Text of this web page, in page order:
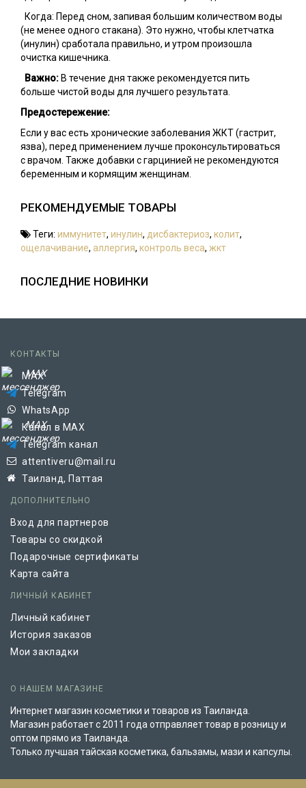
Когда: Перед сном, запивая большим количеством воды
(не менее одного стакана). Это нужно, чтобы клетчатка
(инулин) сработала правильно, и утром произошла
очистка кишечника.
Важно: В течение дня также рекомендуется пить
больше чистой воды для лучшего результата.
Предостережение:
Если у вас есть хронические заболевания ЖКТ (гастрит,
язва), перед применением лучше проконсультироваться
с врачом. Также добавки с гарцинией не рекомендуются
беременным и кормящим женщинам.
РЕКОМЕНДУЕМЫЕ ТОВАРЫ
Теги: иммунитет, инулин, дисбактериоз, колит,
ощелачивание, аллергия, контроль веса, жкт
ПОСЛЕДНИЕ НОВИНКИ
КОНТАКТЫ
MAX
Telegram
WhatsApp
Канал в MAX
Telegram канал
attentiveru@mail.ru
Таиланд, Паттая
ДОПОЛНИТЕЛЬНО
Вход для партнеров
Товары со скидкой
Подарочные сертификаты
Карта сайта
ЛИЧНЫЙ КАБИНЕТ
Личный кабинет
История заказов
Мои закладки
О НАШЕМ МАГАЗИНЕ
Интернет магазин косметики и товаров из Таиланда.
Магазин работает с 2011 года отправляет товар в розницу и
оптом прямо из Таиланда.
Только лучшая тайская косметика, бальзамы, мази и капсулы.